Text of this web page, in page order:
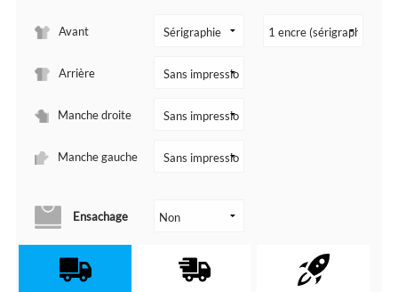
Avant
Arrière
Manche droite
Manche gauche
Ensachage